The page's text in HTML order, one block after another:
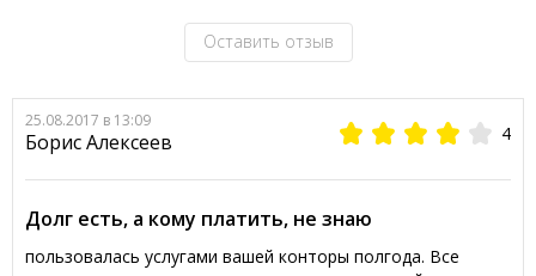
Оставить отзыв
25.08.2017 в 13:09
Борис Алексеев 4
Долг есть, а кому платить, не знаю
пользовалась услугами вашей конторы полгода. Все